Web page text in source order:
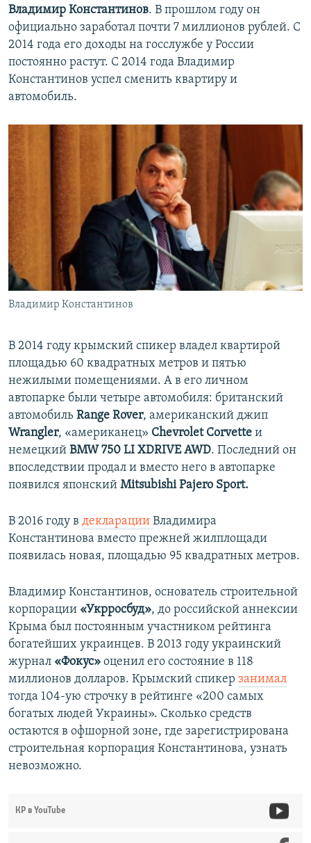
Владимир Константинов. В прошлом году он
официально заработал почти 7 миллионов рублей. С
2014 года его доходы на госслужбе у России
постоянно растут. С 2014 года Владимир
Константинов успел сменить квартиру и
автомобиль.
Владимир Константинов
В 2014 году крымский спикер владел квартирой
площадью 60 квадратных метров и пятью
нежилыми помещениями. А в его личном
автопарке были четыре автомобиля: британский
автомобиль Range Rover, американский джип
Wrangler, «американец» Chevrolet Corvette и
немецкий BMW 750 LI XDRIVE AWD. Последний он
впоследствии продал и вместо него в автопарке
появился японский Mitsubishi Pajero Sport.
В 2016 году в декларации Владимира
Константинова вместо прежней жилплощади
появилась новая, площадью 95 квадратных метров.
Владимир Константинов, основатель строительной
корпорации «Укрросбуд», до российской аннексии
Крыма был постоянным участником рейтинга
богатейших украинцев. В 2013 году украинский
журнал «Фокус» оценил его состояние в 118
миллионов долларов. Крымский спикер занимал
тогда 104-ую строчку в рейтинге «200 самых
богатых людей Украины». Сколько средств
остаются в офшорной зоне, где зарегистрирована
строительная корпорация Константинова, узнать
невозможно.
КР в YouTube